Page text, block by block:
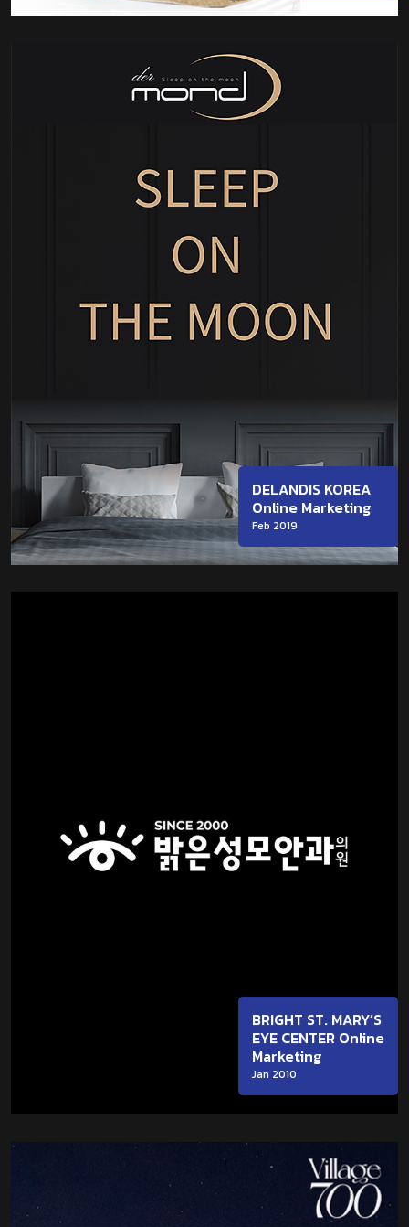
DELANDIS KOREA
Online Marketing
Feb 2019
BRIGHT ST. MARY’S
EYE CENTER Online
Marketing
Jan 2010